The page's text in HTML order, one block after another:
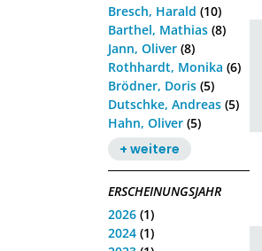
Bresch, Harald (10)
Barthel, Mathias (8)
Jann, Oliver (8)
Rothhardt, Monika (6)
Brödner, Doris (5)
Dutschke, Andreas (5)
Hahn, Oliver (5)
+ weitere
ERSCHEINUNGSJAHR
2026 (1)
2024 (1)